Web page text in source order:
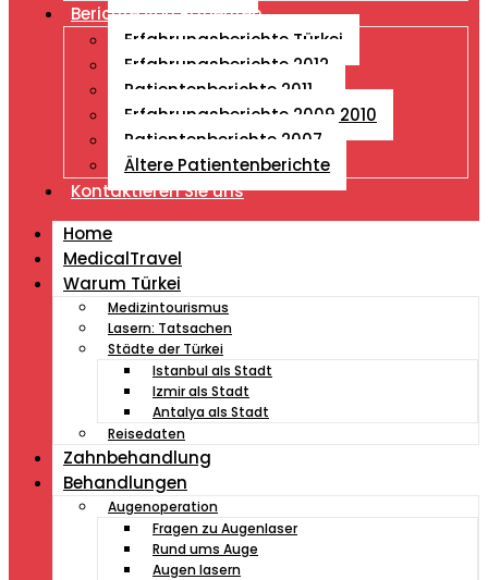
Berichte von Patienten
Erfahrungsberichte Türkei
Erfahrungsberichte 2012
Patientenberichte 2011
Erfahrungsberichte 2009 2010
Patientenberichte 2007
Ältere Patientenberichte
Kontaktieren Sie uns
Home
MedicalTravel
Warum Türkei
Medizintourismus
Lasern: Tatsachen
Städte der Türkei
Istanbul als Stadt
Izmir als Stadt
Antalya als Stadt
Reisedaten
Zahnbehandlung
Behandlungen
Augenoperation
Fragen zu Augenlaser
Rund ums Auge
Augen lasern